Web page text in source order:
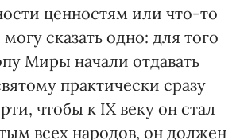
ценностям или что-то
сказать одно: для того
Миры начали отдавать
практически сразу
чтобы к IX веку он стал
всех народов, он должен